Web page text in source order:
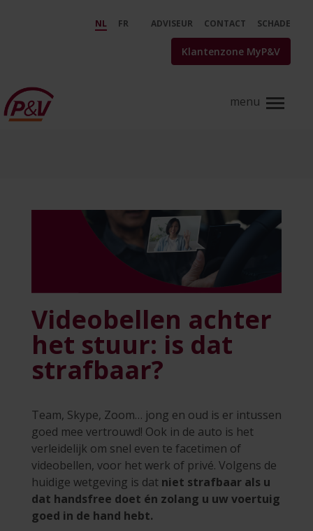
Videobellen in de auto: mag
NL FR ADVISEUR CONTACT SCHADE
Klantenzone MyP&V
Videobellen achter
het stuur: is dat
strafbaar?
Team, Skype, Zoom… jong en oud is er intussen
goed mee vertrouwd! Ook in de auto is het
verleidelijk om snel even te facetimen of
videobellen, voor het werk of privé. Volgens de
huidige wetgeving is dat niet strafbaar als u
dat handsfree doet én zolang u uw voertuig
goed in de hand hebt.